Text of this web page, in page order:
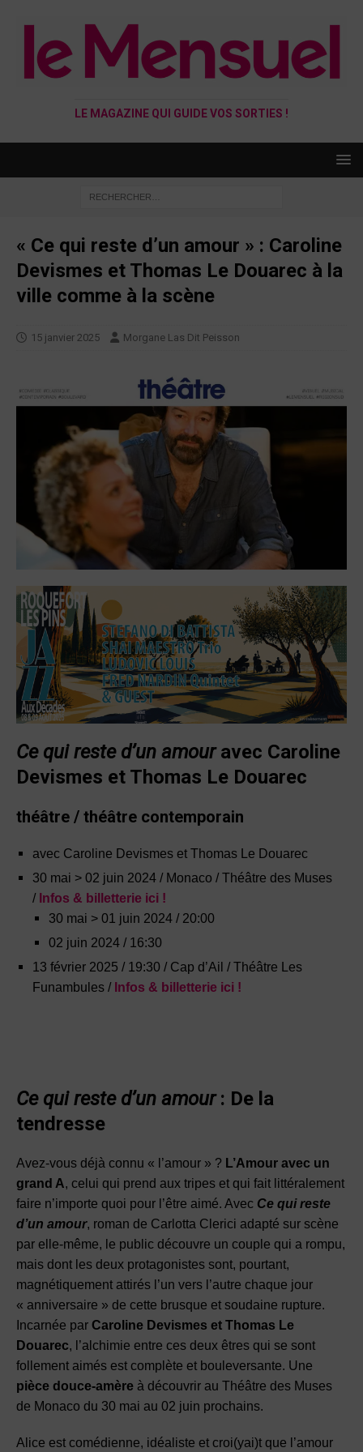
LE MAGAZINE QUI GUIDE VOS SORTIES !
« Ce qui reste d’un amour » : Caroline
Devismes et Thomas Le Douarec à la
ville comme à la scène
15 janvier 2025 Morgane Las Dit Peisson
Ce qui reste d’un amouravec Caroline
Devismes et Thomas Le Douarec
théâtre / théâtre contemporain
avec Caroline Devismes et Thomas Le Douarec
30 mai > 02 juin 2024 / Monaco / Théâtre des Muses
/Infos & billetterie ici !
30 mai > 01 juin 2024 / 20:00
02 juin 2024 / 16:30
13 février 2025 / 19:30 / Cap d’Ail / Théâtre Les
Funambules / Infos & billetterie ici !
Ce qui reste d’un amour: De la
tendresse
Avez-vous déjà connu « l’amour » ? L’Amour avec un
grand A, celui qui prend aux tripes et qui fait littéralement
faire n’importe quoi pour l’être aimé. Avec Ce qui reste
d’un amour, roman de Carlotta Clerici adapté sur scène
par elle-même, le public découvre un couple qui a rompu,
mais dont les deux protagonistes sont, pourtant,
magnétiquement attirés l’un vers l’autre chaque jour
« anniversaire » de cette brusque et soudaine rupture.
Incarnée par Caroline Devismes et Thomas Le
Douarec, l’alchimie entre ces deux êtres qui se sont
follement aimés est complète et bouleversante. Une
pièce douce-amère à découvrir au Théâtre des Muses
de Monaco du 30 mai au 02 juin prochains.
Alice est comédienne, idéaliste et croi(yai)t que l’amour